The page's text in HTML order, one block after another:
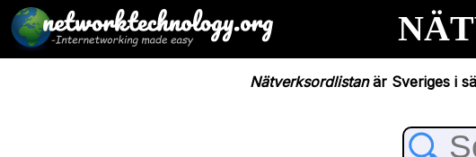
Nätverksordlistanär Sveriges i